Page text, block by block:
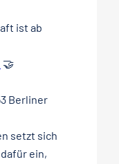
ist ab
🤝
Berliner
setzt sich
ein,